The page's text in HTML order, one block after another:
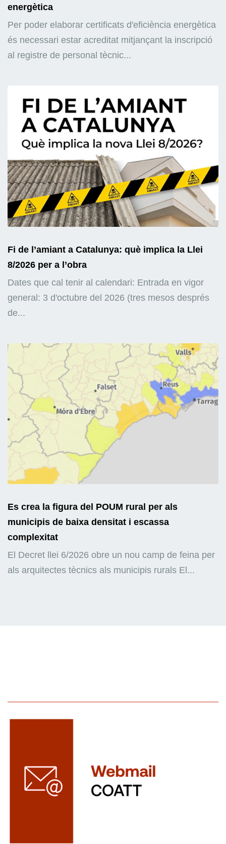
energètica
Per poder elaborar certificats d'eficiència energètica
és necessari estar acreditat mitjançant la inscripció
al registre de personal tècnic...
Fi de l’amiant a Catalunya: què implica la Llei
8/2026 per a l’obra
Dates que cal tenir al calendari: Entrada en vigor
general: 3 d'octubre del 2026 (tres mesos després
de...
Es crea la figura del POUM rural per als
municipis de baixa densitat i escassa
complexitat
El Decret llei 6/2026 obre un nou camp de feina per
als arquitectes tècnics als municipis rurals El...